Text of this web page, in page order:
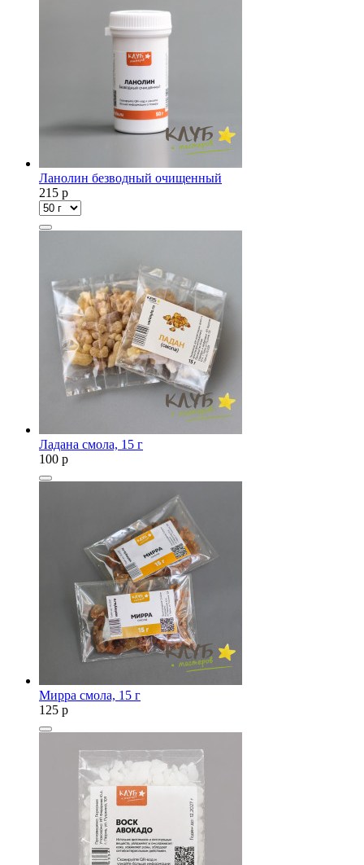
Ланолин безводный очищенный
215 p
Ладана смола, 15 г
100 p
Мирра смола, 15 г
125 p